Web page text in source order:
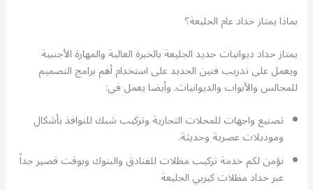
بماذا يمتاز حداد عام الجليعة؟
يمتاز حداد ديوانيات حديد الجليعة بالخبرة العالية والمهارة الأجنبية
ويعمل على تدريب فنين الحديد على استخدام أهم برامج التصميم
للمجالس والأبواب والديوانيات. وأيضا يعمل في:
تصنيع واجهات للمحلات التجارية وتركيب شبك للنوافذ بأشكال
وموديلات عصرية وحديثة.
نؤمن لكم خدمة تركيب مظلات للفنادق والبنوك وبوقت قصير جداً
عبر حداد مظلات كيربي الجليعة